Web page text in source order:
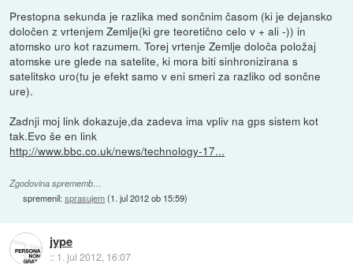
Prestopna sekunda je razlika med sončnim časom (ki je dejansko
določen z vrtenjem Zemlje(ki gre teoretično celo v + ali -)) in
atomsko uro kot razumem. Torej vrtenje Zemlje določa položaj
atomske ure glede na satelite, ki mora biti sinhronizirana s
satelitsko uro(tu je efekt samo v eni smeri za razliko od sončne
ure).
Zadnji moj link dokazuje,da zadeva ima vpliv na gps sistem kot
tak.Evo še en link
http://www.bbc.co.uk/news/technology-17...
Zgodovina sprememb…
spremenil:sprasujem(1. jul 2012 ob 15:59)
jype
:: 1. jul 2012, 16:07